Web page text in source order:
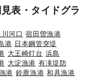
表・タイドグラ
河口 宿田曽漁港
港 日本鋼管突堤
大王崎灯台 浜島
大淀漁港 有滝堤防
港 鈴鹿漁港 和具漁港